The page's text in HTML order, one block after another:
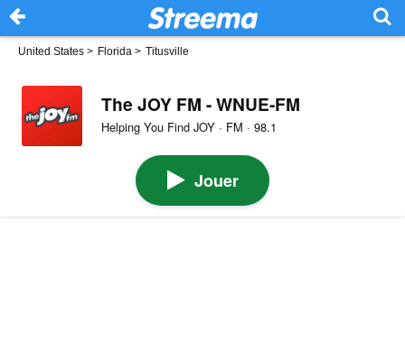
United States > Florida > Titusville
The JOY FM - WNUE-FM
Helping You Find JOY · FM · 98.1
Jouer